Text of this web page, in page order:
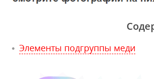
Элементы подгруппы меди